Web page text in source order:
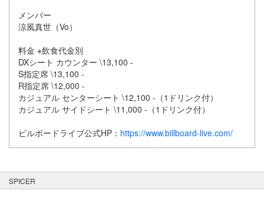
メンバー
涼風真世（Vo）
料金 ※飲食代金別
DXシート カウンター \13,100 -
S指定席 \13,100 -
R指定席 \12,000 -
カジュアル センターシート \12,100 -（1ドリンク付）
カジュアル サイドシート \11,000 -（1ドリンク付）
ビルボードライブ公式HP： https://www.billboard-live.com/
SPICER